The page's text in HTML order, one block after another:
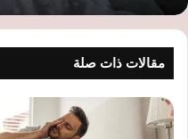
مقالات ذات صلة